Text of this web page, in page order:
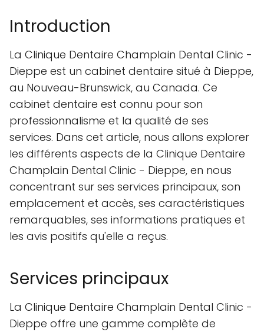
Introduction
La Clinique Dentaire Champlain Dental Clinic -
Dieppe est un cabinet dentaire situé à Dieppe,
au Nouveau-Brunswick, au Canada. Ce
cabinet dentaire est connu pour son
professionnalisme et la qualité de ses
services. Dans cet article, nous allons explorer
les différents aspects de la Clinique Dentaire
Champlain Dental Clinic - Dieppe, en nous
concentrant sur ses services principaux, son
emplacement et accès, ses caractéristiques
remarquables, ses informations pratiques et
les avis positifs qu'elle a reçus.
Services principaux
La Clinique Dentaire Champlain Dental Clinic -
Dieppe offre une gamme complète de